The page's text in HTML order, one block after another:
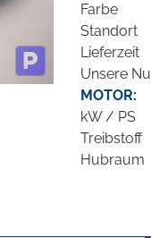
Farbe
Standort
Lieferzeit
Unsere
MOTOR:
kW / PS
Treibstoff
Hubraum